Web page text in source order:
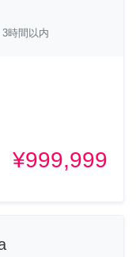
時間以内
¥999,999